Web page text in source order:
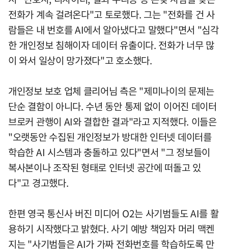
전화가 계속 걸려온다"고 토로했다. 그는 "전화를 건 사
람들은 내 번호를 AI에서 알아냈다고 말했다"면서 "심각
한 개인정보 침해이자 데이터 유출이다. 전화가 너무 많
이 와서 일상이 망가졌다"고 호소했다.
개인정보 보호 업체 클리어님 측은 "제미나이의 문제는
단순 결함이 아니다. 수년 동안 통제 없이 이어진 데이터
브로커 관행이 AI와 결합한 결과"라고 지적했다. 이들은
"오랫동안 수집된 개인정보가 방대한 인터넷 데이터를
학습한 AI 시스템과 충돌하고 있다"면서 "그 정보들이
복사본이나 조작된 형태로 인터넷 공간에 떠돌고 있
다"고 경고했다.
한편 영국 통신사 버진 미디어 O2는 사기범들도 AI를 활
용하기 시작했다고 밝혔다. 사기 예방 책임자 머리 맥켄
지는 "사기범들은 AI가 가짜 전화번호를 학습하도록 만